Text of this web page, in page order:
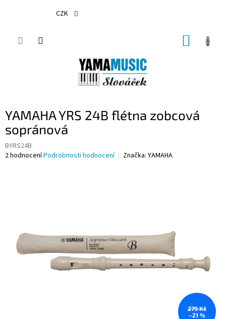
CZK
YAMAHA YRS 24B flétna zobcová
sopránová
BYRS24B
Průměrné
2 hodnoceníPodrobnosti hodnocení Značka: YAMAHA
279 Kč
–21 %